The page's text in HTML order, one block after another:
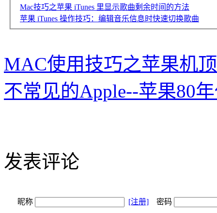
Mac技巧之苹果 iTunes 里显示歌曲剩余时间的方法
苹果 iTunes 操作技巧：编辑音乐信息时快速切换歌曲
MAC使用技巧之苹果机
不常见的Apple--苹果80
发表评论
昵称 [注册] 密码